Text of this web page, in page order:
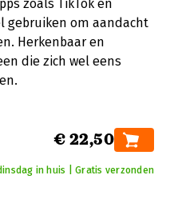
zoals TikTok en
gebruiken om aandacht
Herkenbaar en
die zich wel eens
€ 22,50
in huis | Gratis verzonden